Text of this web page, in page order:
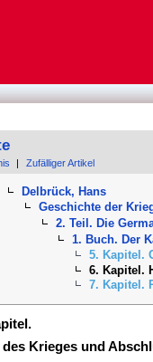
Zufälliger Artikel
Delbrück, Hans
Geschichte der
2. Teil. Die
1. Buch. Der
5. Kapitel.
6. Kapitel.
7. Kapitel.
des Krieges und